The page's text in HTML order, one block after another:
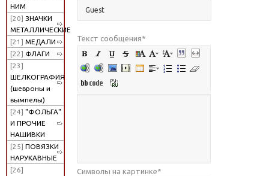
НИМ
[20] ЗНАЧКИ
МЕТАЛЛИЧЕСКИЕ
[21] МЕДАЛИ
[22] ФЛАГИ
[23]
ШЕЛКОГРАФИЯ
(шевроны и
вымпелы)
[24] "ФОЛЬГА"
И ПРОЧИЕ
НАШИВКИ
[25] ПОВЯЗКИ
НАРУКАВНЫЕ
[26]
Текст сообщения*
Символы на картинке*